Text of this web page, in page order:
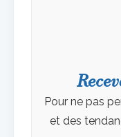
Pour ne pas
et des